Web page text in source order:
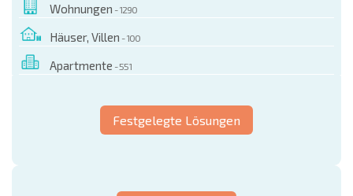
Wohnungen - 1290
Häuser, Villen - 100
Apartmente - 551
Festgelegte Lösungen